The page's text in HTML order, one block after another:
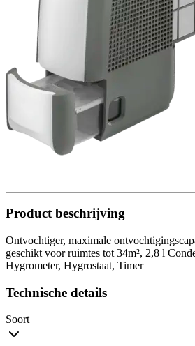
Product beschrijving
Ontvochtiger, maximale
geschikt voor ruimtes tot 34m², 2,8 l
Hygrometer, Hygrostaat, Timer
Technische details
Soort